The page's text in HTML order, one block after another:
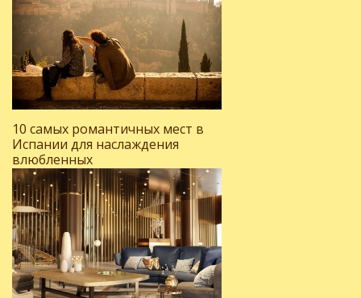
10 самых романтичных мест в
Испании для наслаждения
влюбленных